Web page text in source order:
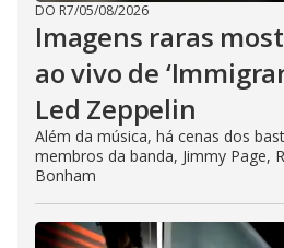
DO R7/05/08/2026
Imagens raras
ao vivo de
Led Zeppelin
Além da música, há cenas dos
membros da banda, Jimmy Page,
Bonham